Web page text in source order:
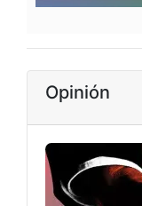
Opinión